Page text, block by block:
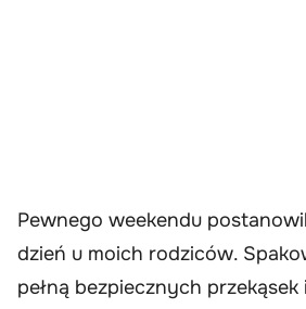
Pewnego weekendu
dzień u moich rodziców.
pełną bezpiecznych przekąsek